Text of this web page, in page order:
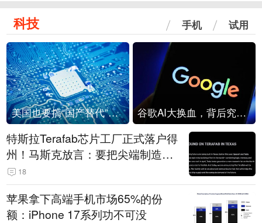
科技 手机 试用
美国也要搞“国产替代”？先算清三笔账 谷歌AI大换血，背后究竟发生了什么？
特斯拉Terafab芯片工厂正式落户得
州！马斯克放言：要把尖端制造带
回美国
18
苹果拿下高端手机市场65%的份
额：iPhone 17系列功不可没